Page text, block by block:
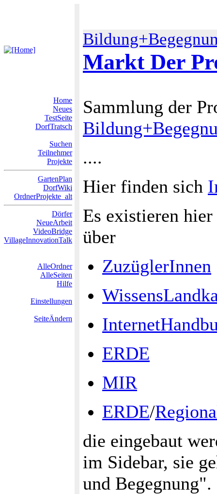
Markt Der
Home
Neues
TestSeite
DorfTratsch
Suchen
Teilnehmer
Projekte
GartenPlan
DorfWiki
OrdnerProjekte_alt
Dörfer
NeueArbeit
VideoBridge
VillageInnovationTalk
AlleOrdner
AlleSeiten
Hilfe
Einstellungen
SeiteÄndern
Sammlung der
....
Hier finden sich
Es existieren
über
ZuzüglerInnen
ERDE
MIR
ERDE/
die eingebaut
im Sidebar, sie
und Begegnung".